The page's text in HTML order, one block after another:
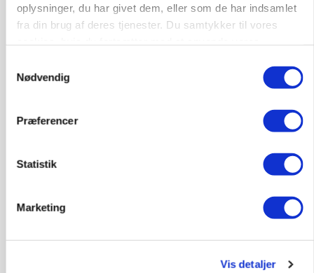
oplysninger, du har givet dem, eller som de har indsamlet
fra din brug af deres tjenester. Du samtykker til vores
Nødvendig
Præferencer
Statistik
Marketing
Vis detaljer
BUSINESS
Fra mark til mur: Byggeriet kan åbne nyt
marked for biokul